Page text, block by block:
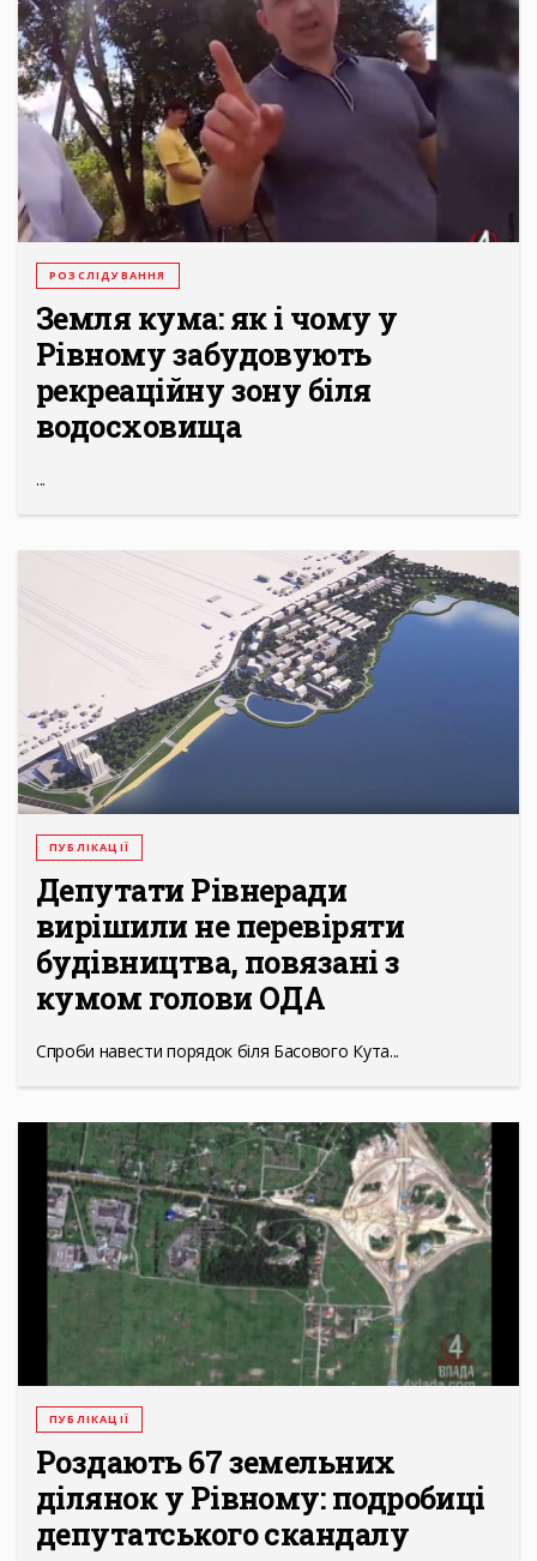
РОЗСЛІДУВАННЯ
Земля кума: як і чому у
Рівному забудовують
рекреаційну зону біля
водосховища
...
ПУБЛІКАЦІЇ
Депутати Рівнеради
вирішили не перевіряти
будівництва, повязані з
кумом голови ОДА
Спроби навести порядок біля Басового Кута...
ПУБЛІКАЦІЇ
Роздають 67 земельних
ділянок у Рівному: подробиці
депутатського скандалу